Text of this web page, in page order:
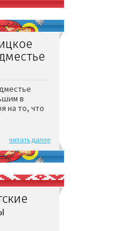
в
на то, что
читать далее